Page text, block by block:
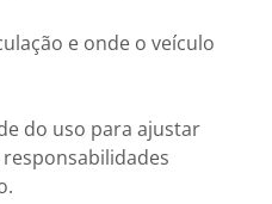
e onde o veículo
do uso para ajustar